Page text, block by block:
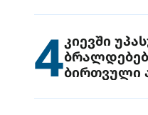
4კიევში
ბირთვული